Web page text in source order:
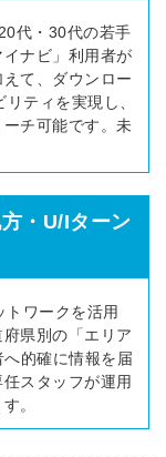
代・30代の若手
ナビ」利用者が
て、ダウンロー
ティを実現し、
チ可能です。未
・U/Iターン
トワークを活用
県別の「エリア
的確に情報を届
スタッフが運用
。